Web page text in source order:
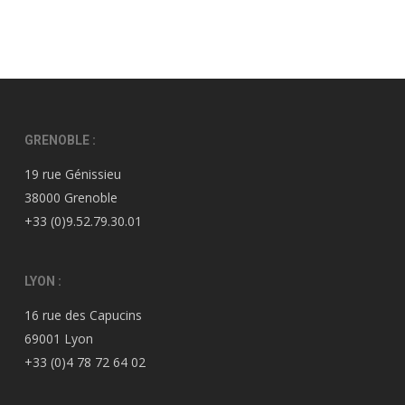
GRENOBLE :
19 rue Génissieu
38000 Grenoble
+33 (0)9.52.79.30.01
LYON :
16 rue des Capucins
69001 Lyon
+33 (0)4 78 72 64 02